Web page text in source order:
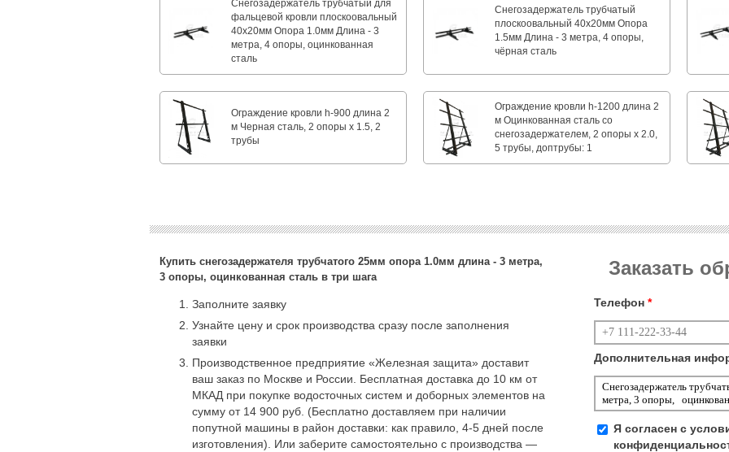
Снегозадержатель трубчатый для
фальцевой кровли плоскоовальный
40х20мм Опора 1.0мм Длина - 3
метра, 4 опоры, оцинкованная
сталь
Снегозадержатель трубчатый
плоскоовальный 40х20мм Опора
1.5мм Длина - 3 метра, 4 опоры,
чёрная сталь
Ограждение кровли h-900 длина 2
м Черная сталь, 2 опоры х 1.5, 2
трубы
Ограждение кровли h-1200 длина 2
м Оцинкованная сталь со
снегозадержателем, 2 опоры х 2.0,
5 трубы, доптрубы: 1
Купить снегозадержателя трубчатого 25мм опора 1.0мм длина - 3 метра,
3 опоры, оцинкованная сталь в три шага
Заполните заявку
Узнайте цену и срок производства сразу после заполнения
заявки
Производственное предприятие «Железная защита» доставит
ваш заказ по Москве и России. Бесплатная доставка до 10 км от
МКАД при покупке водосточных систем и доборных элементов на
сумму от 14 900 руб. (Бесплатно доставляем при наличии
попутной машины в район доставки: как правило, 4-5 дней после
изготовления). Или заберите самостоятельно с производства —
Заказать
Телефон *
Дополнительная
Я согласен с